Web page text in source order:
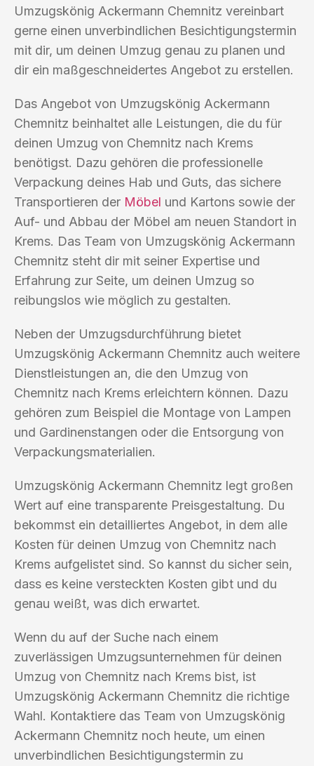
Umzugskönig Ackermann Chemnitz vereinbart
gerne einen unverbindlichen Besichtigungstermin
mit dir, um deinen Umzug genau zu planen und
dir ein maßgeschneidertes Angebot zu erstellen.
Das Angebot von Umzugskönig Ackermann
Chemnitz beinhaltet alle Leistungen, die du für
deinen Umzug von Chemnitz nach Krems
benötigst. Dazu gehören die professionelle
Verpackung deines Hab und Guts, das sichere
Transportieren der Möbel und Kartons sowie der
Auf- und Abbau der Möbel am neuen Standort in
Krems. Das Team von Umzugskönig Ackermann
Chemnitz steht dir mit seiner Expertise und
Erfahrung zur Seite, um deinen Umzug so
reibungslos wie möglich zu gestalten.
Neben der Umzugsdurchführung bietet
Umzugskönig Ackermann Chemnitz auch weitere
Dienstleistungen an, die den Umzug von
Chemnitz nach Krems erleichtern können. Dazu
gehören zum Beispiel die Montage von Lampen
und Gardinenstangen oder die Entsorgung von
Verpackungsmaterialien.
Umzugskönig Ackermann Chemnitz legt großen
Wert auf eine transparente Preisgestaltung. Du
bekommst ein detailliertes Angebot, in dem alle
Kosten für deinen Umzug von Chemnitz nach
Krems aufgelistet sind. So kannst du sicher sein,
dass es keine versteckten Kosten gibt und du
genau weißt, was dich erwartet.
Wenn du auf der Suche nach einem
zuverlässigen Umzugsunternehmen für deinen
Umzug von Chemnitz nach Krems bist, ist
Umzugskönig Ackermann Chemnitz die richtige
Wahl. Kontaktiere das Team von Umzugskönig
Ackermann Chemnitz noch heute, um einen
unverbindlichen Besichtigungstermin zu